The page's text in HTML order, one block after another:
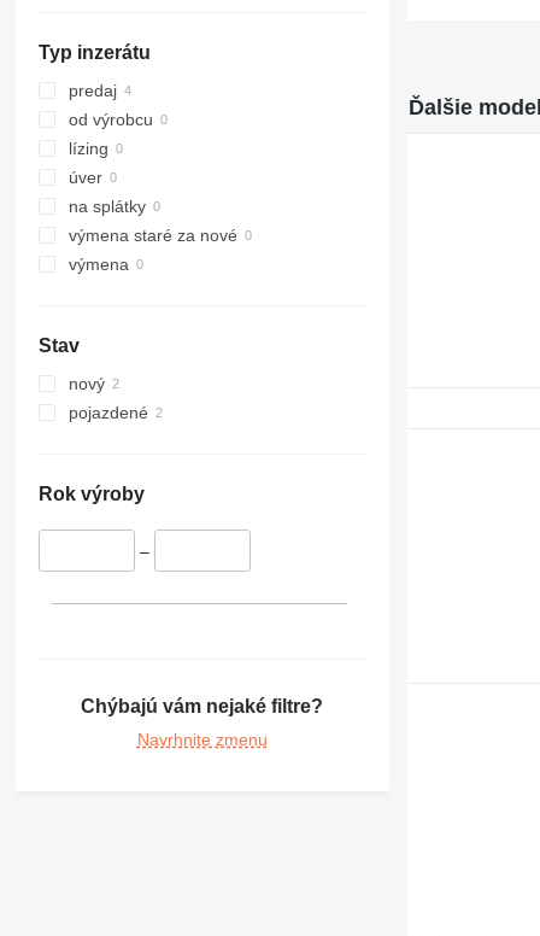
349
416
824
950
962
966
972
980
ZX360
ZX400
ZX650
Typ inzerátu
predaj
od výrobcu
lízing
úver
na splátky
výmena staré za nové
výmena
Stav
nový
pojazdené
Rok výroby
–
Chýbajú vám nejaké filtre?
Navrhnite zmenu
Ďalšie